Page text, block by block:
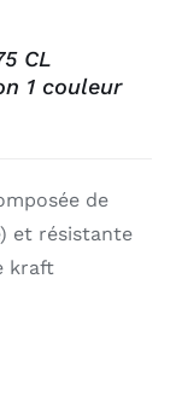
CL
1 couleur
de
et résistante
kraft